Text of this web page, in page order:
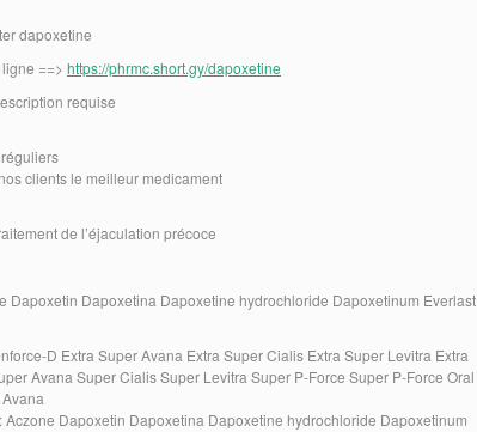
dapoxetine
==> https://phrmc.short.gy/dapoxetine
requise
clients le meilleur medicament
de l’éjaculation précoce
Dapoxetin Dapoxetina Dapoxetine hydrochloride Dapoxetinum Everlast
D Extra Super Avana Extra Super Cialis Extra Super Levitra Extra
Avana Super Cialis Super Levitra Super P-Force Super P-Force Oral
Aczone Dapoxetin Dapoxetina Dapoxetine hydrochloride Dapoxetinum